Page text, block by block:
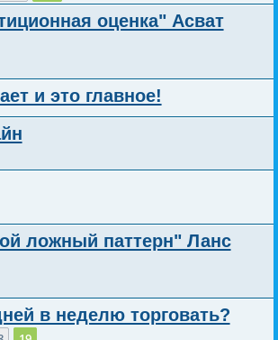
оценка" Асват
и это главное!
ложный паттерн" Ланс
в неделю торговать?